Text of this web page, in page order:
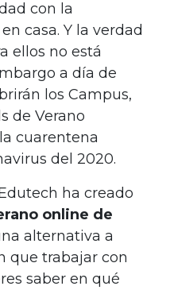
con la
casa. Y la verdad
ellos no está
a día de
los Campus,
de Verano
cuarentena
del 2020.
ha creado
online de
alternativa a
que trabajar con
saber en qué